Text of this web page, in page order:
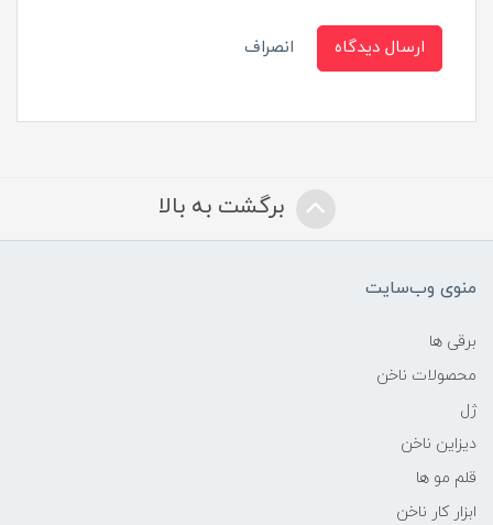
ارسال دیدگاه انصراف
برگشت به بالا
منوی وب‌سایت
برقی ها
محصولات ناخن
ژل
دیزاین ناخن
قلم مو ها
ابزار کار ناخن